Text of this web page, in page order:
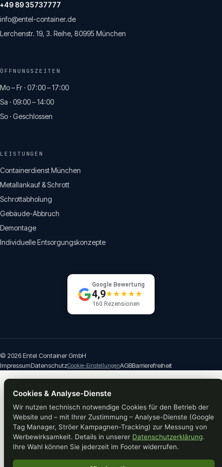
+49 89 35737777
info@entel-container.de
Lerchenstr. 19, 3. Reihe, 80995 München
ÖFFNUNGSZEITEN
Mo – Fr · 07:00 – 17:00
Sa · 09:00 – 14:00
So · Geschlossen
LEISTUNGEN
Containerdienst München
Metallankauf & Schrott
Schrottabholung
Gebäude-Abbruch
Demontage
Individuelle Entsorgungskonzepte
Google Bewertung
4,9★★★★★
160 Rezensionen
© 2026 Entel Container GmbH
ImpressumDatenschutzCookie-EinstellungenAGBBarrierefreiheit
Cookies & Analyse-Dienste
Wir nutzen technisch notwendige Cookies für den Betrieb der
Website und – mit Ihrer Zustimmung – Analyse-Dienste (Google
Tag Manager, Ströer Kampagnen-Tracking) zur Messung von
Werbewirksamkeit. Details in unserer Datenschutzerklärung.
Ihre Wahl können Sie jederzeit im Footer widerrufen.